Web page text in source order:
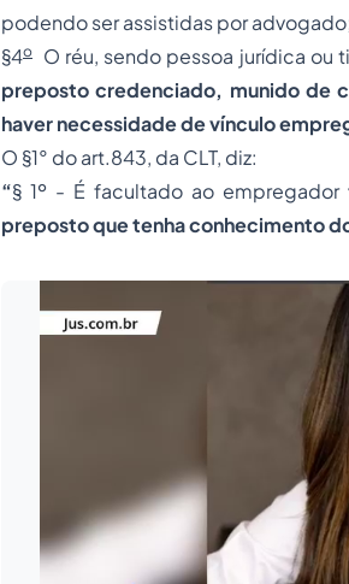
podendo ser assistidas por
§4o O réu, sendo pessoa jurídica ou
preposto credenciado, munido de
haver necessidade de vínculo
O §1° do art.843, da CLT, diz:
“§ 1º - É facultado ao empregador
preposto que tenha conhecimento